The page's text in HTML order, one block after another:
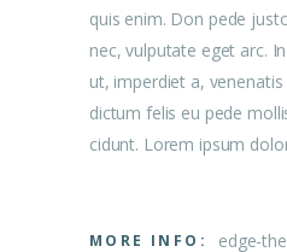
quis enim. Don pede
nec, vulputate eget arc.
ut, imperdiet a,
dictum felis eu pede
cidunt. Lorem ipsum
MORE INFO: edge-